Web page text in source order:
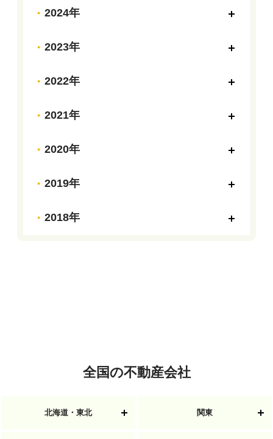
2024年
2023年
2022年
2021年
2020年
2019年
2018年
全国の不動産会社
北海道・東北 関東